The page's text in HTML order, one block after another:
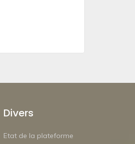
Divers
Etat de la plateforme